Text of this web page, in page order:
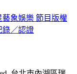
藝象娛樂 節目版權
錄／認證